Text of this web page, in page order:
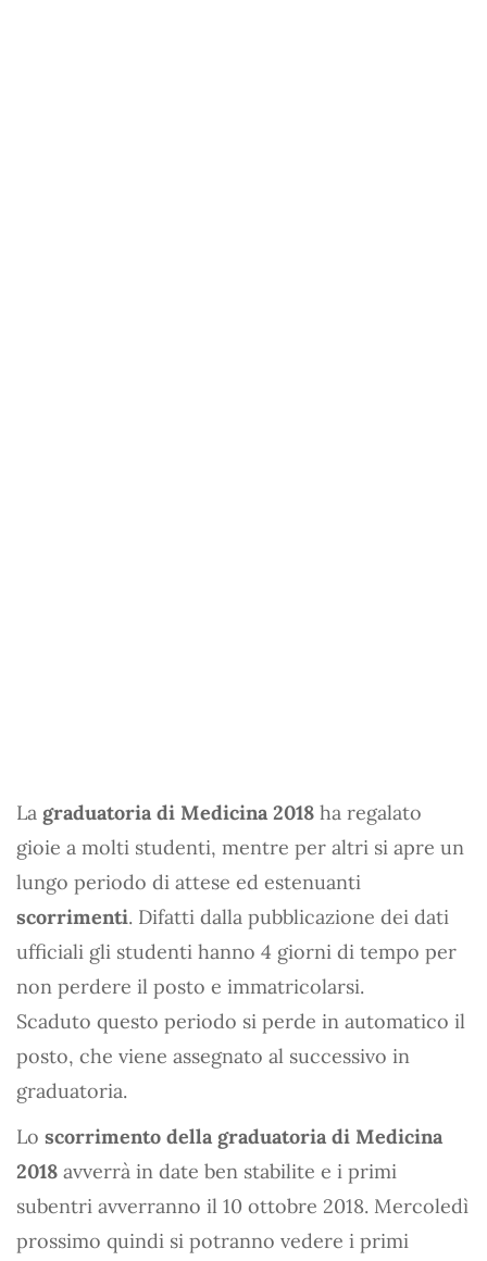
La graduatoria di Medicina 2018 ha regalato
gioie a molti studenti, mentre per altri si apre un
lungo periodo di attese ed estenuanti
scorrimenti. Difatti dalla pubblicazione dei dati
ufficiali gli studenti hanno 4 giorni di tempo per
non perdere il posto e immatricolarsi.
Scaduto questo periodo si perde in automatico il
posto, che viene assegnato al successivo in
graduatoria.
Lo scorrimento della graduatoria di Medicina
2018 avverrà in date ben stabilite e i primi
subentri avverranno il 10 ottobre 2018. Mercoledì
prossimo quindi si potranno vedere i primi